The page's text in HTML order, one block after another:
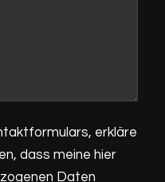
erkläre
dass meine hier
Daten